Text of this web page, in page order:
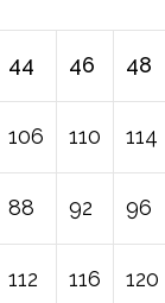
44 46 48
106 110 114
88 92 96
112 116 120